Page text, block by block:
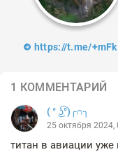
1 КОММЕНТАРИЙ
( ° ͜ʖ͡°)╭∩╮
25 октября 2024,
титан в авиации